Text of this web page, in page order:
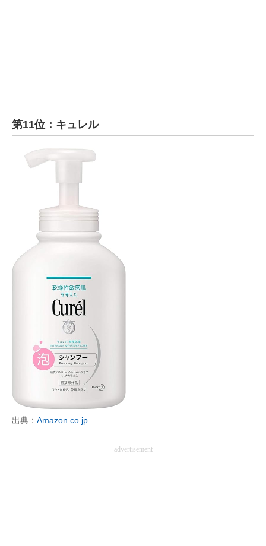
第11位：キュレル
出典： Amazon.co.jp
advertisement